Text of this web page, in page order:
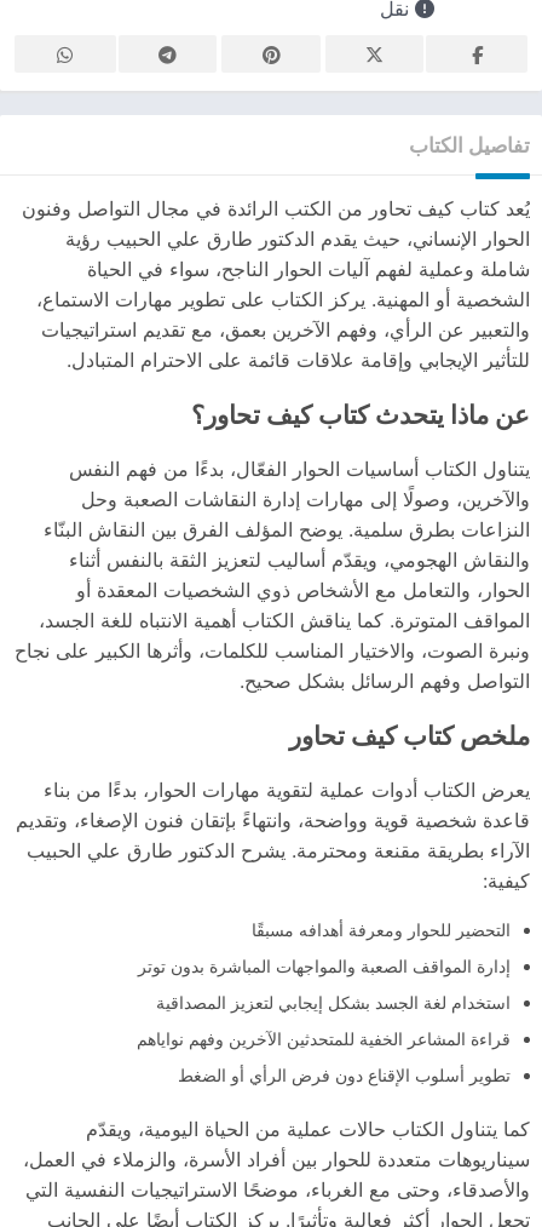
نقل
تفاصيل الكتاب
يُعد كتاب كيف تحاور من الكتب الرائدة في مجال التواصل وفنون
الحوار الإنساني، حيث يقدم الدكتور طارق علي الحبيب رؤية
شاملة وعملية لفهم آليات الحوار الناجح، سواء في الحياة
الشخصية أو المهنية. يركز الكتاب على تطوير مهارات الاستماع،
والتعبير عن الرأي، وفهم الآخرين بعمق، مع تقديم استراتيجيات
للتأثير الإيجابي وإقامة علاقات قائمة على الاحترام المتبادل.
عن ماذا يتحدث كتاب كيف تحاور؟
يتناول الكتاب أساسيات الحوار الفعّال، بدءًا من فهم النفس
والآخرين، وصولًا إلى مهارات إدارة النقاشات الصعبة وحل
النزاعات بطرق سلمية. يوضح المؤلف الفرق بين النقاش البنّاء
والنقاش الهجومي، ويقدّم أساليب لتعزيز الثقة بالنفس أثناء
الحوار، والتعامل مع الأشخاص ذوي الشخصيات المعقدة أو
المواقف المتوترة. كما يناقش الكتاب أهمية الانتباه للغة الجسد،
ونبرة الصوت، والاختيار المناسب للكلمات، وأثرها الكبير على نجاح
التواصل وفهم الرسائل بشكل صحيح.
ملخص كتاب كيف تحاور
يعرض الكتاب أدوات عملية لتقوية مهارات الحوار، بدءًا من بناء
قاعدة شخصية قوية وواضحة، وانتهاءً بإتقان فنون الإصغاء، وتقديم
الآراء بطريقة مقنعة ومحترمة. يشرح الدكتور طارق علي الحبيب
كيفية:
التحضير للحوار ومعرفة أهدافه مسبقًا
إدارة المواقف الصعبة والمواجهات المباشرة بدون توتر
استخدام لغة الجسد بشكل إيجابي لتعزيز المصداقية
قراءة المشاعر الخفية للمتحدثين الآخرين وفهم نواياهم
تطوير أسلوب الإقناع دون فرض الرأي أو الضغط
كما يتناول الكتاب حالات عملية من الحياة اليومية، ويقدّم
سيناريوهات متعددة للحوار بين أفراد الأسرة، والزملاء في العمل،
والأصدقاء، وحتى مع الغرباء، موضحًا الاستراتيجيات النفسية التي
تجعل الحوار أكثر فعالية وتأثيرًا. يركز الكتاب أيضًا على الجانب